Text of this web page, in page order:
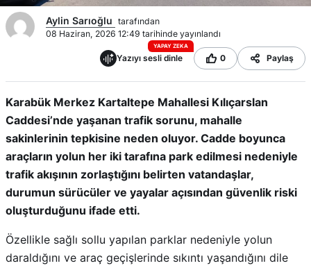
Aylin Sarıoğlu tarafından
08 Haziran, 2026 12:49 tarihinde yayınlandı
YAPAY ZEKA
Yazıyı sesli dinle 0 Paylaş
Karabük Merkez Kartaltepe Mahallesi Kılıçarslan
Caddesi’nde yaşanan trafik sorunu, mahalle
sakinlerinin tepkisine neden oluyor. Cadde boyunca
araçların yolun her iki tarafına park edilmesi nedeniyle
trafik akışının zorlaştığını belirten vatandaşlar,
durumun sürücüler ve yayalar açısından güvenlik riski
oluşturduğunu ifade etti.
Özellikle sağlı sollu yapılan parklar nedeniyle yolun
daraldığını ve araç geçişlerinde sıkıntı yaşandığını dile